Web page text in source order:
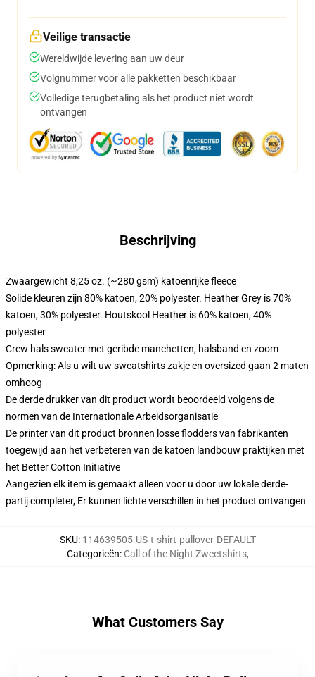
Veilige transactie
Wereldwijde levering aan uw deur
Volgnummer voor alle pakketten beschikbaar
Volledige terugbetaling als het product niet wordt
ontvangen
Beschrijving
Zwaargewicht 8,25 oz. (~280 gsm) katoenrijke fleece
Solide kleuren zijn 80% katoen, 20% polyester. Heather Grey is 70%
katoen, 30% polyester. Houtskool Heather is 60% katoen, 40%
polyester
Crew hals sweater met geribde manchetten, halsband en zoom
Opmerking: Als u wilt uw sweatshirts zakje en oversized gaan 2 maten
omhoog
De derde drukker van dit product wordt beoordeeld volgens de
normen van de Internationale Arbeidsorganisatie
De printer van dit product bronnen losse flodders van fabrikanten
toegewijd aan het verbeteren van de katoen landbouw praktijken met
het Better Cotton Initiative
Aangezien elk item is gemaakt alleen voor u door uw lokale derde-
partij completer, Er kunnen lichte verschillen in het product ontvangen
SKU: 114639505-US-t-shirt-pullover-DEFAULT
Categorieën: Call of the Night Zweetshirts,
What Customers Say